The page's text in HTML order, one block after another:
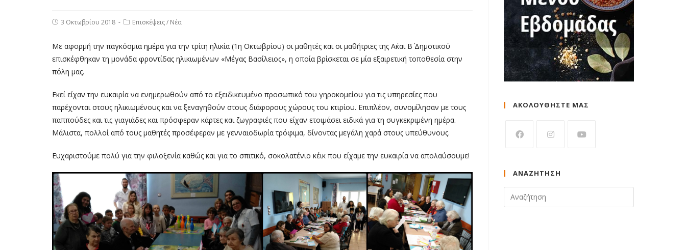
3 Οκτωβρίου 2018 Επισκέψεις/ Νέα
Με αφορμή την παγκόσμια ημέρα για την τρίτη ηλικία (1η Οκτωβρίου) οι μαθητές και οι μαθήτριες της Α΄και Β΄ Δημοτικού
επισκέφθηκαν τη μονάδα φροντίδας ηλικιωμένων «Μέγας Βασίλειος», η οποία βρίσκεται σε μία εξαιρετική τοποθεσία στην
πόλη μας.
Εκεί είχαν την ευκαιρία να ενημερωθούν από το εξειδικευμένο προσωπικό του γηροκομείου για τις υπηρεσίες που
παρέχονται στους ηλικιωμένους και να ξεναγηθούν στους διάφορους χώρους του κτιρίου. Επιπλέον, συνομίλησαν με τους
παππούδες και τις γιαγιάδες και πρόσφεραν κάρτες και ζωγραφιές που είχαν ετοιμάσει ειδικά για τη συγκεκριμένη ημέρα.
Μάλιστα, πολλοί από τους μαθητές προσέφεραν με γενναιοδωρία τρόφιμα, δίνοντας μεγάλη χαρά στους υπεύθυνους.
Ευχαριστούμε πολύ για την φιλοξενία καθώς και για το σπιτικό, σοκολατένιο κέικ που είχαμε την ευκαιρία να απολαύσουμε!
ΑΚΟΛΟΥΘΗΣΤΕ ΜΑΣ
ΑΝΑΖΉΤΗΣΗ